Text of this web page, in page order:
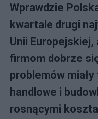
Wprawdzie
kwartale drugi
Unii
firmom dobrze
problemów
handlowe i
rosnącymi